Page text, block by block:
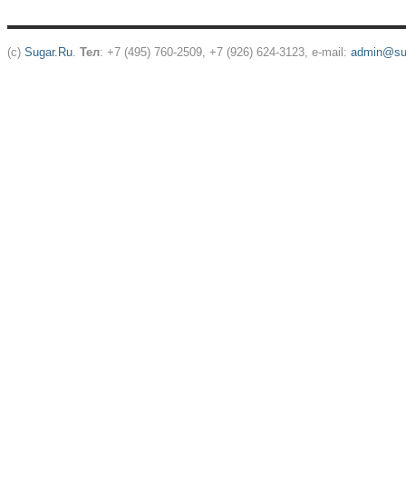
(c) Sugar.Ru. Тел: +7 (495) 760-2509, +7 (926) 624-3123, e-mail: